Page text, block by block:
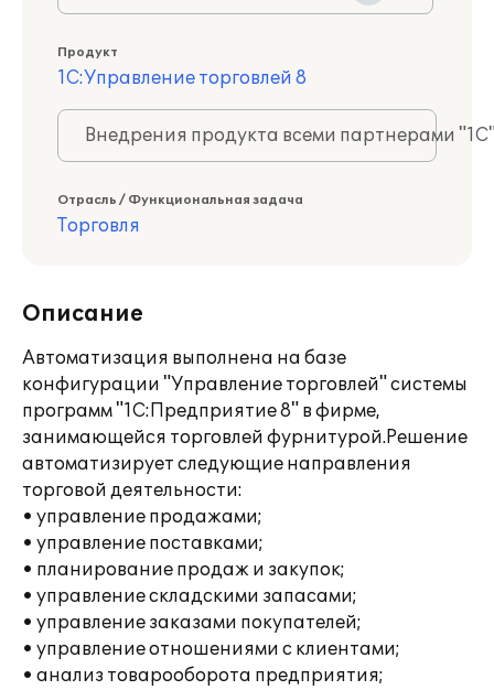
Продукт
1С:Управление торговлей 8
Внедрения продукта всеми партнерами
Отрасль / Функциональная задача
Торговля
Описание
Автоматизация выполнена на базе
конфигурации "Управление торговлей" системы
программ "1С:Предприятие 8" в фирме,
занимающейся торговлей фурнитурой.Решение
автоматизирует следующие направления
торговой деятельности:
• управление продажами;
• управление поставками;
• планирование продаж и закупок;
• управление складскими запасами;
• управление заказами покупателей;
• управление отношениями с клиентами;
• анализ товарооборота предприятия;